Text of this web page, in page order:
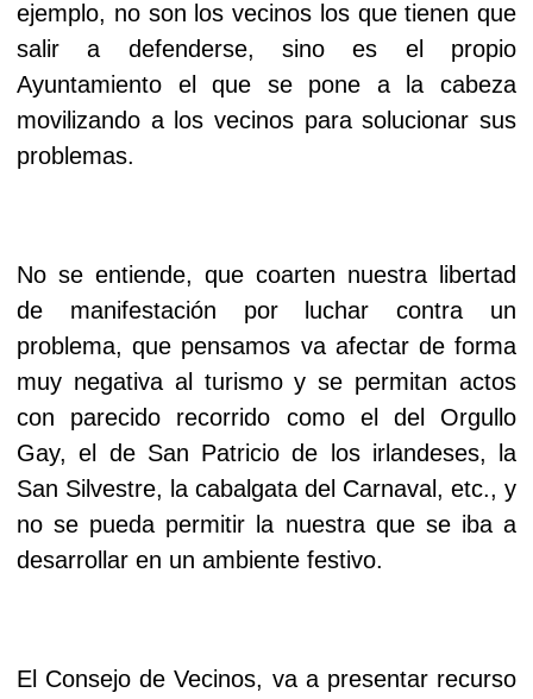
ejemplo, no son los vecinos los que tienen que
salir a defenderse, sino es el propio
Ayuntamiento el que se pone a la cabeza
movilizando a los vecinos para solucionar sus
problemas.
No se entiende, que coarten nuestra libertad
de manifestación por luchar contra un
problema, que pensamos va afectar de forma
muy negativa al turismo y se permitan actos
con parecido recorrido como el del Orgullo
Gay, el de San Patricio de los irlandeses, la
San Silvestre, la cabalgata del Carnaval, etc., y
no se pueda permitir la nuestra que se iba a
desarrollar en un ambiente festivo.
El Consejo de Vecinos, va a presentar recurso